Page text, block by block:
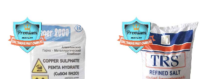
CuSO4 – Đồng Sunfat Nga
Muối NaCL – Sodium Chloride
TRS Thái Lan